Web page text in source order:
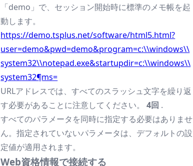
「demo」で、セッション開始時に標準のメモ帳を起
動します。
https://demo.tsplus.net/software/html5.html?
user=demo&pwd=demo&program=c:\\windows\\
system32\\notepad.exe&startupdir=c:\\windows\\
system32¶ms=
URLアドレスでは、すべてのスラッシュ文字を繰り返
す必要があることに注意してください。4回 .
すべてのパラメータを同時に指定する必要はありませ
ん。指定されていないパラメータは、デフォルトの設
定値が適用されます。
Web資格情報で接続する